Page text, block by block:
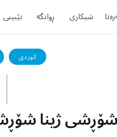
شیکاری ڕوانگە تێبینی
کوردی
شۆڕشی ژینا